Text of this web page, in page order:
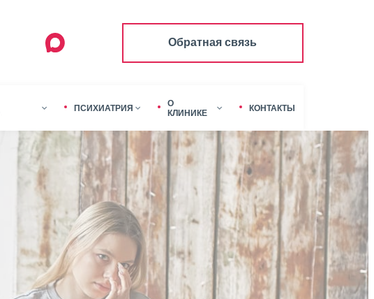
Обратная связь
ПСИХИАТРИЯ
О
КЛИНИКЕ
КОНТАКТЫ